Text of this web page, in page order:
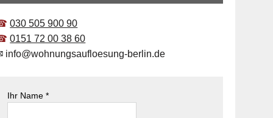
030 505 900 90
0151 72 00 38 60
info@wohnungsaufloesung-berlin.de
Ihr Name *